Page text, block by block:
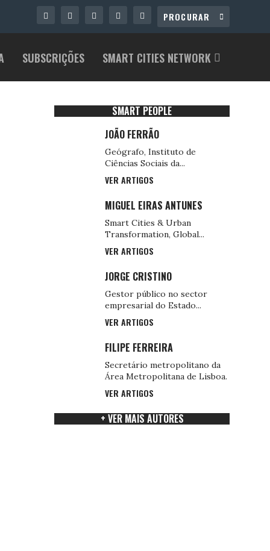
SUBSCRIÇÕES SMART CITIES NETWORK
SMART PEOPLE
JOÃO FERRÃO
Geógrafo, Instituto de
Ciências Sociais da...
VER ARTIGOS
MIGUEL EIRAS ANTUNES
Smart Cities & Urban
Transformation, Global...
VER ARTIGOS
JORGE CRISTINO
Gestor público no sector
empresarial do Estado...
VER ARTIGOS
FILIPE FERREIRA
Secretário metropolitano da
Área Metropolitana de Lisboa.
VER ARTIGOS
+ VER MAIS AUTORES